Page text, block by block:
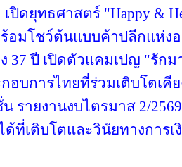
ปิดยุทธศาสตร์ "Happy &
อมโชว์ต้นแบบค้าปลีกแห่ง
37 ปี เปิดตัวแคมเปญ "รั
อบการไทยที่ร่วมเติบโตเคี
รายงานงบไตรมาส 2/
ด้ที่เติบโตและวินัยทางการ